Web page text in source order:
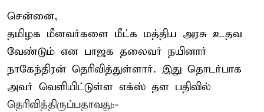
சென்னை,
தமிழக மீனவர்களை மீட்க மத்திய அரசு உதவ
வேண்டும் என பாஜக தலைவர் நயினார்
நாகேந்திரன் தெரிவித்துள்ளார். இது தொடர்பாக
அவர் வெளியிட்டுள்ள எக்ஸ் தள பதிவில்
தெரிவித்திருப்பதாவது:-